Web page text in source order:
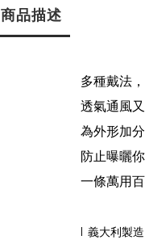
商品描述
多種戴法
透氣通風
為外形加
防止曝曬
一條萬用
l 義大利製